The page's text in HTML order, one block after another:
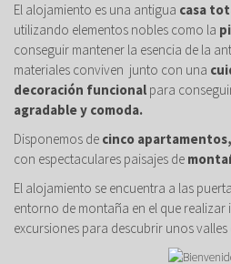
El alojamiento es una antigua casa
utilizando elementos nobles como la
conseguir mantener la esencia de la
materiales conviven junto con una
decoración funcional para
agradable y comoda.
Disponemos de cinco apartamentos,
con espectaculares paisajes de
El alojamiento se encuentra a las
entorno de montaña en el que realizar
excursiones para descubrir unos